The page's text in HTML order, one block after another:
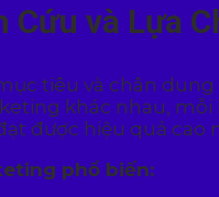
Cứu và Lựa
tiêu và chân
khác nhau,
được hiệu quả cao
phổ biến: